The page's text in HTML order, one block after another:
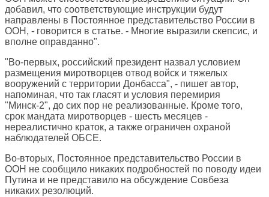
добавил, что соответствующие инструкции будут
направлены в Постоянное представительство России в
ООН, - говорится в статье. - Многие выразили скепсис, и
вполне оправданно".
"Во-первых, российский президент назвал условием
размещения миротворцев отвод войск и тяжелых
вооружений с территории Донбасса", - пишет автор,
напоминая, что так гласят и условия перемирия
"Минск-2", до сих пор не реализованные. Кроме того,
срок мандата миротворцев - шесть месяцев -
нереалистично краток, а также ограничен охраной
наблюдателей ОБСЕ.
Во-вторых, Постоянное представительство России в
ООН не сообщило никаких подробностей по поводу идеи
Путина и не представило на обсуждение Совбеза
никаких резолюций.